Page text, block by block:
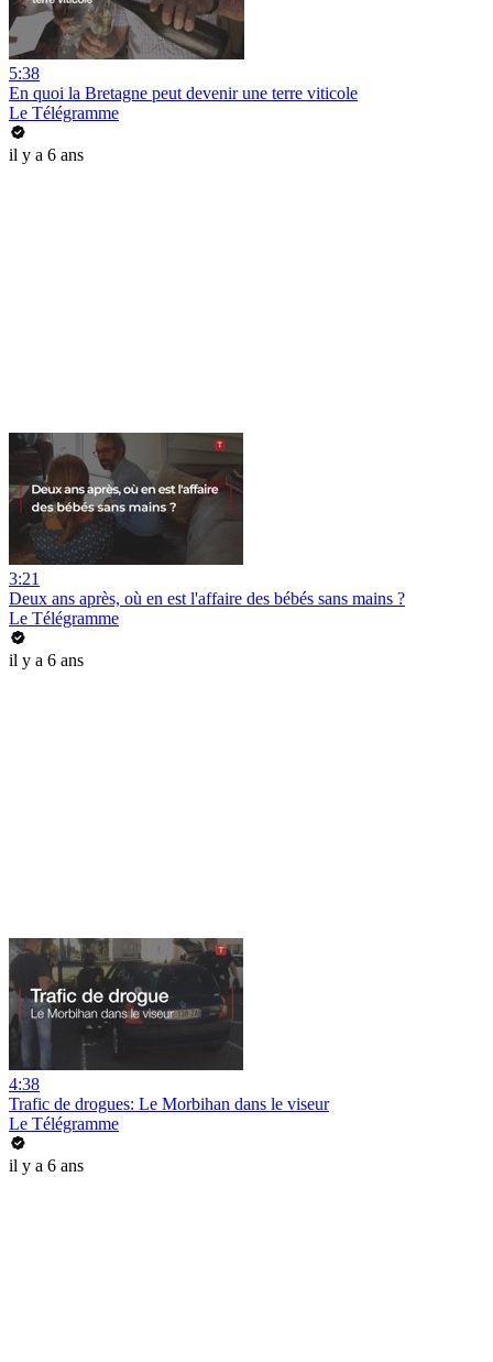
5:38
En quoi la Bretagne peut devenir une terre viticole
Le Télégramme
il y a 6 ans
3:21
Deux ans après, où en est l'affaire des bébés sans mains ?
Le Télégramme
il y a 6 ans
4:38
Trafic de drogues: Le Morbihan dans le viseur
Le Télégramme
il y a 6 ans